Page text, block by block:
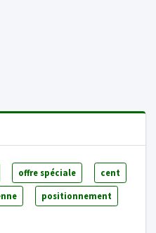
offre spéciale cent
positionnement